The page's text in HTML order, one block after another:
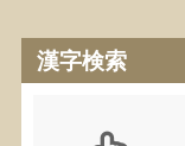
漢字検索